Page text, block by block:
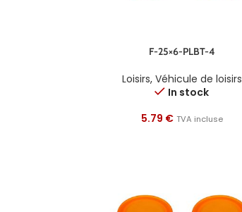
F-25×6-PLBT-4
Loisirs, Véhicule de loisirs
In stock
5.79 € TVA incluse